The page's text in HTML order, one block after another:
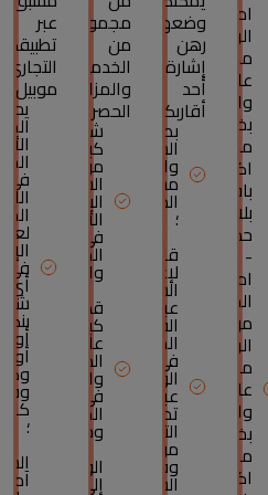
امتياز
الراعي:
مجانية
عام
واحد
بخصوص
مصاريف
اكتتاب
باقة
بلا
حدود،
-
امتيازات
المستفيد
من
الرعاية:
مجانية
عام
واحد
بخصوص
مصاريف
اكتتاب
وضعها
رهن
إشارة
أحد
أقاربكم.
بطاقة
السحب
والدفع
مسبقة
الدفع
؛
قابلة
لإعادة
الشحن
عبر
القنوات
المختلفة:
في
الوكالة،
عبر
تطبيق
التجاري
موبيل
وفي
الشباك
مجموعة
من
الخدمات
والمزايا
الحصرية.
شبكة
كبيرة
من
الشبابيك
البنكية
الأوتوماتيكية
في
المغرب
والخارج.
قدرة
كبيرة
على
الدفع
والسحب
في
المغرب
وخارجه.
الوصول
إلى
عبر
تطبيقكم
التجاري
موبيل
يحوز
في
في
أي
شباك
بنكي
أو
وكالة
وفا
كاش
؛
آمن